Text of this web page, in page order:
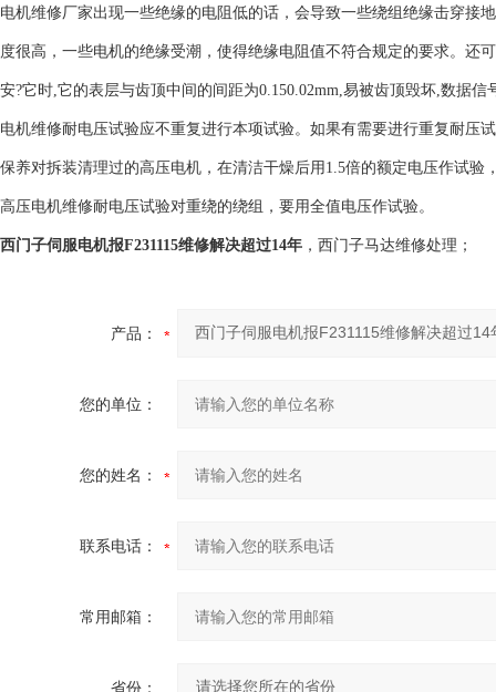
电机维修厂家出现一些绝缘的电阻低的话，会导致一些绕组绝缘击穿接
度很高，一些电机的绝缘受潮，使得绝缘电阻值不符合规定的要求。还
安?它时,它的表层与齿顶中间的间距为0.150.02mm,易被齿顶毁坏,数据
电机维修耐电压试验应不重复进行本项试验。如果有需要进行重复耐压
保养对拆装清理过的高压电机，在清洁干燥后用1.5倍的额定电压作试验
高压电机维修耐电压试验对重绕的绕组，要用全值电压作试验。
西门子伺服电机报F231115维修解决超过14年 ，西门子马达维修处理；
产品：
您的单位：
您的姓名：
联系电话：
常用邮箱：
省份：